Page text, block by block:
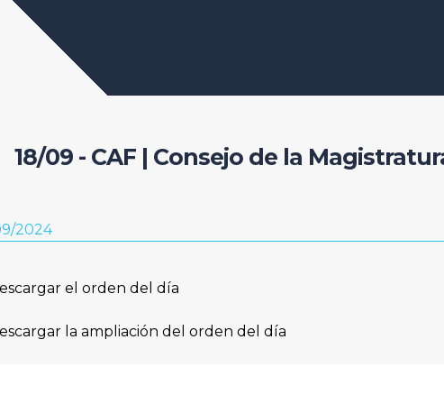
18/09 - CAF | Consejo de la
2024
el orden del día
la ampliación del orden del día